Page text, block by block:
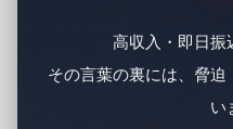
高収入・即日
その言葉の裏には、脅
い